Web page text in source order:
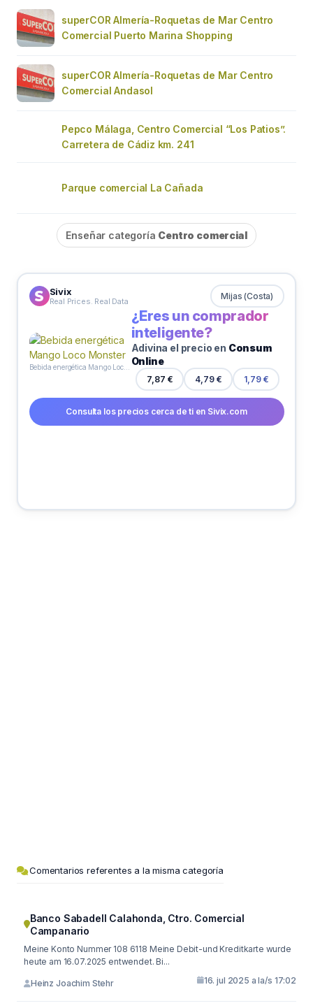
superCOR Almería-Roquetas de Mar Centro
Comercial Puerto Marina Shopping
superCOR Almería-Roquetas de Mar Centro
Comercial Andasol
Pepco Málaga, Centro Comercial “Los Patios”.
Carretera de Cádiz km. 241
Parque comercial La Cañada
Enseñar categoría Centro comercial
Sivix
Real Prices. Real Data Mijas (Costa)
Bebida energética Mango Loco Monster
¿Eres un comprador
inteligente?
Adivina el precio en Consum
Online
7,87 € 4,79 € 1,79 €
Consulta los precios cerca de ti en Sivix.com
Comentarios referentes a la misma categoría
Banco Sabadell Calahonda, Ctro. Comercial
Campanario
Meine Konto Nummer 108 6118 Meine Debit-und Kreditkarte wurde
heute am 16.07.2025 entwendet. Bi...
Heinz Joachim Stehr 16. jul 2025 a la/s 17:02